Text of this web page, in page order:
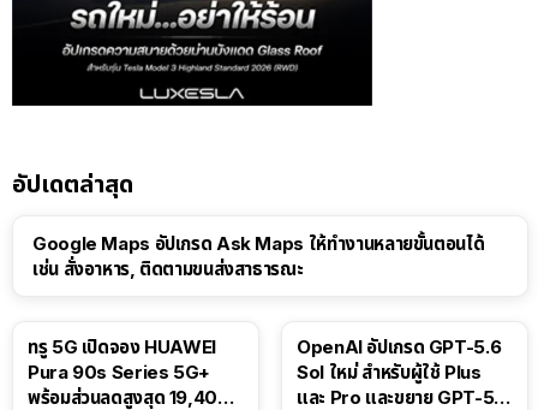
อัปเดตล่าสุด
Google Maps อัปเกรด Ask Maps ให้ทำงานหลายขั้นตอนได้
เช่น สั่งอาหาร, ติดตามขนส่งสาธารณะ
ทรู 5G เปิดจอง HUAWEI
Pura 90s Series 5G+
พร้อมส่วนลดสูงสุด 19,400
OpenAI อัปเกรด GPT-5.6
Sol ใหม่ สำหรับผู้ใช้ Plus
และ Pro และขยาย GPT-5.6